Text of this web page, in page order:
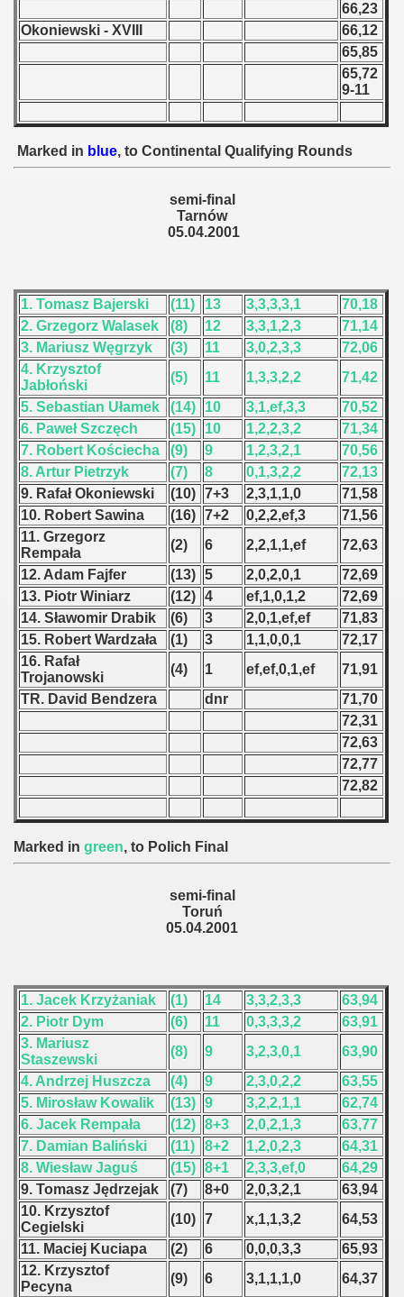
66,23
Okoniewski - XVIII
66,12
65,85
65,72
9-11
Marked in blue, to Continental Qualifying Rounds
semi-final
Tarnów
05.04.2001
1. Tomasz Bajerski (11) 13 3,3,3,3,1
70,18
2. Grzegorz Walasek
(8) 12 3,3,1,2,3
71,14
3. Mariusz Węgrzyk
(3) 11 3,0,2,3,3
72,06
4. Krzysztof
Jabłoński
(5) 11 1,3,3,2,2
71,42
5. Sebastian Ułamek
(14) 10 3,1,ef,3,3
70,52
6. Paweł Szczęch
(15) 10 1,2,2,3,2
71,34
7. Robert Kościecha
(9) 9 1,2,3,2,1
70,56
8. Artur Pietrzyk
(7) 8 0,1,3,2,2
72,13
9. Rafał Okoniewski
(10) 7+3 2,3,1,1,0
71,58
10. Robert Sawina
(16) 7+2 0,2,2,ef,3
71,56
11. Grzegorz
Rempała
(2) 6 2,2,1,1,ef
72,63
12. Adam Fajfer
(13) 5 2,0,2,0,1
72,69
13. Piotr Winiarz
(12) 4 ef,1,0,1,2
72,69
14. Sławomir Drabik
(6) 3 2,0,1,ef,ef
71,83
15. Robert Wardzała
(1) 3 1,1,0,0,1
72,17
16. Rafał
Trojanowski
(4) 1 ef,ef,0,1,ef
71,91
TR. David Bendzera
dnr
71,70
72,31
72,63
72,77
72,82
Marked in green, to Polich Final
semi-final
Toruń
05.04.2001
1. Jacek Krzyżaniak (1) 14 3,3,2,3,3
63,94
2. Piotr Dym
(6) 11 0,3,3,3,2
63,91
3. Mariusz
Staszewski
(8) 9 3,2,3,0,1
63,90
4. Andrzej Huszcza
(4) 9 2,3,0,2,2
63,55
5. Mirosław Kowalik
(13) 9 3,2,2,1,1
62,74
6. Jacek Rempała
(12) 8+3 2,0,2,1,3
63,77
7. Damian Baliński
(11) 8+2 1,2,0,2,3
64,31
8. Wiesław Jaguś
(15) 8+1 2,3,3,ef,0
64,29
9. Tomasz Jędrzejak
(7) 8+0 2,0,3,2,1
63,94
10. Krzysztof
Cegielski
(10) 7 x,1,1,3,2
64,53
11. Maciej Kuciapa
(2) 6 0,0,0,3,3
65,93
12. Krzysztof
Pecyna
(9) 6 3,1,1,1,0 64,37
- 1953
- 1954
- 1955
- 1960
- 1961
- 1962
- 1963
- 1964
- 1965
- 1966
- 1967
- 1968
- 1969
- 1970
1983
1984
1986